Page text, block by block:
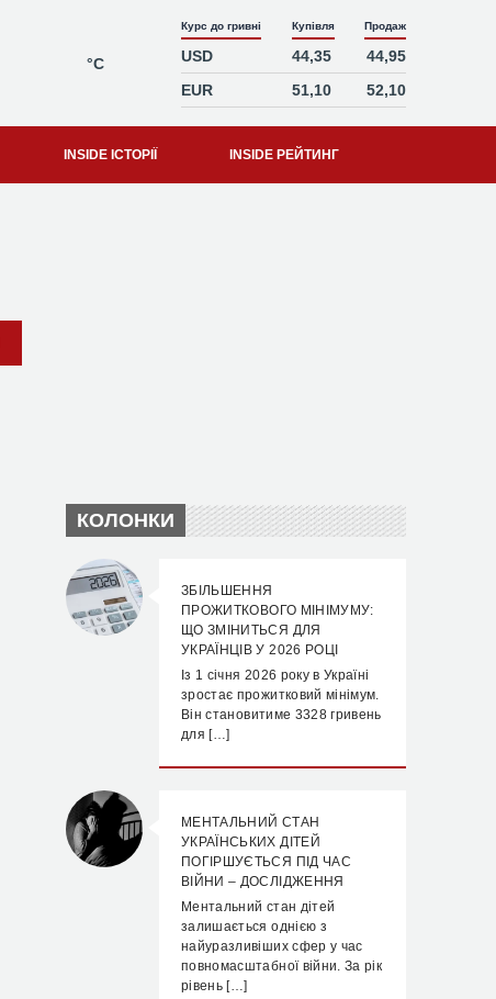
°C
Курс до гривні Купівля Продаж
USD 44,35
44,95
EUR
51,10 52,10
INSIDE ІСТОРІЇ INSIDE РЕЙТИНГ
КОЛОНКИ
ЗБІЛЬШЕННЯ
ПРОЖИТКОВОГО МІНІМУМУ:
ЩО ЗМІНИТЬСЯ ДЛЯ
УКРАЇНЦІВ У 2026 РОЦІ
Із 1 січня 2026 року в Україні
зростає прожитковий мінімум.
Він становитиме 3328 гривень
для […]
МЕНТАЛЬНИЙ СТАН
УКРАЇНСЬКИХ ДІТЕЙ
ПОГІРШУЄТЬСЯ ПІД ЧАС
ВІЙНИ – ДОСЛІДЖЕННЯ
Ментальний стан дітей
залишається однією з
найуразливіших сфер у час
повномасштабної війни. За рік
рівень […]